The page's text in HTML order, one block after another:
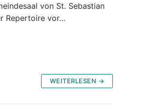
von St. Sebastian
Repertoire vor…
WEITERLESEN →